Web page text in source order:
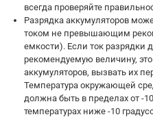
всегда проверяйте
Разрядка аккумуляторов
током не превышающим
емкости). Если ток разрядки
рекомендуемую величину,
аккумуляторов, вызвать их
Температура окружающей
должна быть в пределах от -
температурах ниже -10